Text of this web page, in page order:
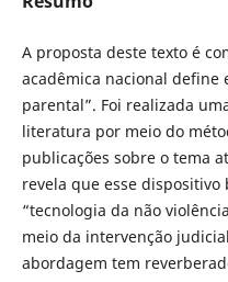
A proposta deste texto é
acadêmica nacional define
parental”. Foi realizada
literatura por meio do
publicações sobre o tema
revela que esse dispositivo
“tecnologia da não
meio da intervenção
abordagem tem